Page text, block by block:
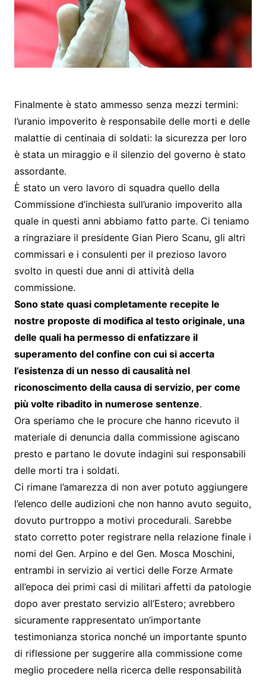
Finalmente è stato ammesso senza mezzi termini:
l’uranio impoverito è responsabile delle morti e delle
malattie di centinaia di soldati: la sicurezza per loro
è stata un miraggio e il silenzio del governo è stato
assordante.
È stato un vero lavoro di squadra quello della
Commissione d’inchiesta sull’uranio impoverito alla
quale in questi anni abbiamo fatto parte. Ci teniamo
a ringraziare il presidente Gian Piero Scanu, gli altri
commissari e i consulenti per il prezioso lavoro
svolto in questi due anni di attività della
commissione.
Sono state quasi completamente recepite le
nostre proposte di modifica al testo originale, una
delle quali ha permesso di enfatizzare il
superamento del confine con cui si accerta
l’esistenza di un nesso di causalità nel
riconoscimento della causa di servizio, per come
più volte ribadito in numerose sentenze.
Ora speriamo che le procure che hanno ricevuto il
materiale di denuncia dalla commissione agiscano
presto e partano le dovute indagini sui responsabili
delle morti tra i soldati.
Ci rimane l’amarezza di non aver potuto aggiungere
l’elenco delle audizioni che non hanno avuto seguito,
dovuto purtroppo a motivi procedurali. Sarebbe
stato corretto poter registrare nella relazione finale i
nomi del Gen. Arpino e del Gen. Mosca Moschini,
entrambi in servizio ai vertici delle Forze Armate
all’epoca dei primi casi di militari affetti da patologie
dopo aver prestato servizio all’Estero; avrebbero
sicuramente rappresentato un’importante
testimonianza storica nonché un importante spunto
di riflessione per suggerire alla commissione come
meglio procedere nella ricerca delle responsabilità